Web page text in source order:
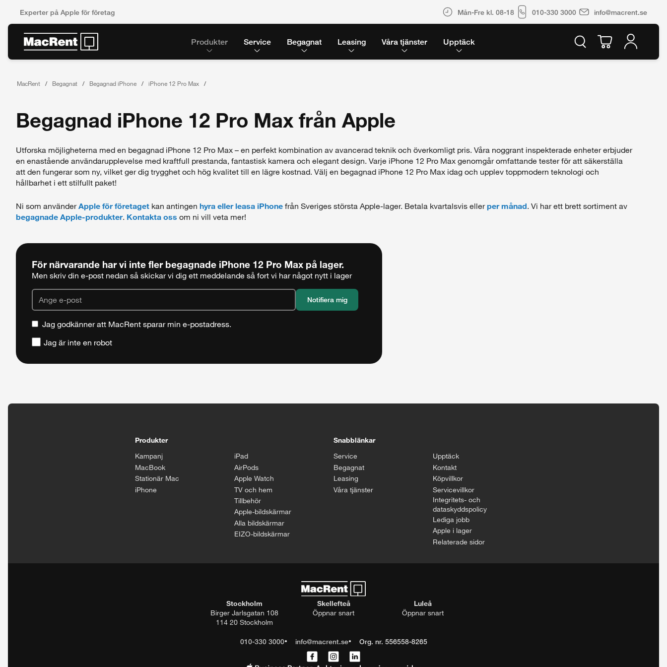
Experter på Apple för företag Mån-Fre kl. 08-18 010-330 3000 info@macrent.se
Produkter Service Begagnat Leasing Våra tjänster Upptäck
MacRent Begagnat Begagnad iPhone iPhone 12 Pro Max
Begagnad iPhone 12 Pro Max från Apple
Utforska möjligheterna med en begagnad iPhone 12 Pro Max – en perfekt kombination av avancerad teknik och överkomligt pris. Våra noggrant inspekterade enheter erbjuder
en enastående användarupplevelse med kraftfull prestanda, fantastisk kamera och elegant design. Varje iPhone 12 Pro Max genomgår omfattande tester för att säkerställa
att den fungerar som ny, vilket ger dig trygghet och hög kvalitet till en lägre kostnad. Välj en begagnad iPhone 12 Pro Max idag och upplev toppmodern teknologi och
hållbarhet i ett stilfullt paket!
Ni som använderApple för företaget kan antingen hyra eller leasa iPhone från Sveriges största Apple-lager. Betala kvartalsvis ellerper månad. Vi har ett brett sortiment av
begagnade Apple-produkter. Kontakta oss om ni vill veta mer!
För närvarande har vi inte fler begagnade iPhone 12 Pro Max på lager.
Men skriv din e-post nedan så skickar vi dig ett meddelande så fort vi har något nytt i lager
Jag godkänner att MacRent sparar min e-postadress.
Jag är inte en robot
Produkter
Kampanj
MacBook
Stationär Mac
iPhone
iPad
AirPods
Apple Watch
TV och hem
Tillbehör
Apple-bildskärmar
Alla bildskärmar
EIZO-bildskärmar
Snabblänkar
Service
Begagnat
Leasing
Våra tjänster
Upptäck
Kontakt
Köpvillkor
Servicevillkor
Integritets- och
dataskyddspolicy
Lediga jobb
Apple i lager
Relaterade sidor
Stockholm
Birger Jarlsgatan 108
114 20 Stockholm
Skellefteå
Öppnar snart
Luleå
Öppnar snart
010-330 3000 info@macrent.se Org. nr. 556558-8265
Stäng